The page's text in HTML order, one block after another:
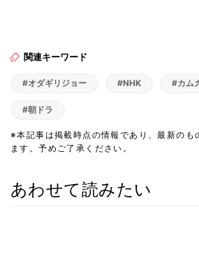
関連キーワード
#オダギリジョー #NHK #カム
#朝ドラ
※本記事は掲載時点の情報であり、最新のも
ます。予めご了承ください。
あわせて読みたい